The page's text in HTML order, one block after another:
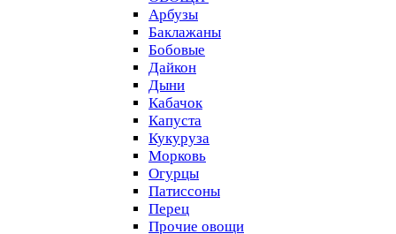
Арбузы
Баклажаны
Бобовые
Дайкон
Дыни
Кабачок
Капуста
Кукуруза
Морковь
Огурцы
Патиссоны
Перец
Прочие овощи